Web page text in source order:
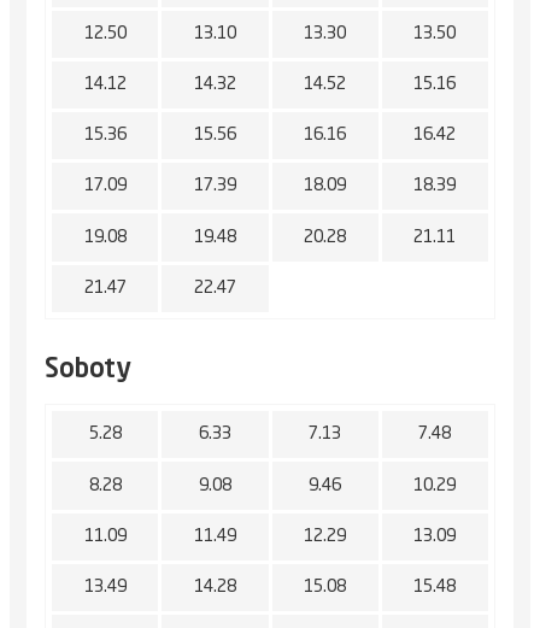
12.50 13.10 13.30 13.50
14.12 14.32 14.52 15.16
15.36 15.56 16.16 16.42
17.09 17.39 18.09 18.39
19.08 19.48 20.28 21.11
21.47 22.47
Soboty
5.28 6.33 7.13 7.48
8.28 9.08 9.46 10.29
11.09 11.49 12.29 13.09
13.49 14.28 15.08 15.48